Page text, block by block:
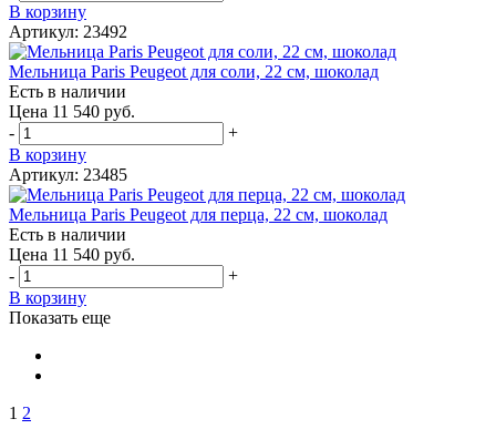
В корзину
Артикул: 23492
Мельница Paris Peugeot для соли, 22 см, шоколад
Есть в наличии
Цена 11 540 руб.
-
+
В корзину
Артикул: 23485
Мельница Paris Peugeot для перца, 22 см, шоколад
Есть в наличии
Цена 11 540 руб.
-
+
В корзину
Показать еще
1 2